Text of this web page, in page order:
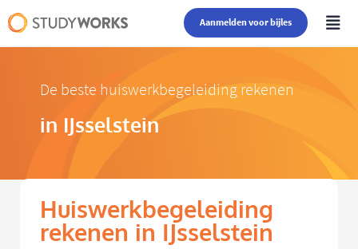
Aanmelden voor bijles
De beste huiswerkbegeleiding rekenen
in IJsselstein
Huiswerkbegeleiding
rekenen in IJsselstein